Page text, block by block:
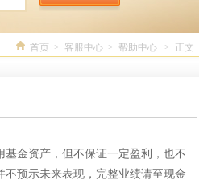
首页 > 客服中心 > 帮助中心 > 正文
金资产，但不保证一定盈利，也不
预示未来表现，完整业绩请至现金